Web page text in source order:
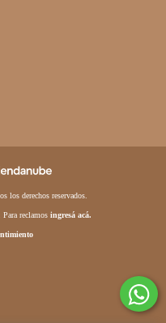
los derechos reservados.
reclamos ingresá acá.